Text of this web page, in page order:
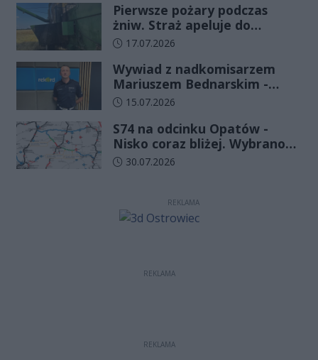
ślubowanie
Pierwsze pożary podczas
żniw. Straż apeluje do
rolników o ostrożność
Data dodania artykułu:
17.07.2026
Wywiad z nadkomisarzem
Mariuszem Bednarskim -
Wydział Ruchu Drogowego
w Kielcach
Data dodania artykułu:
15.07.2026
S74 na odcinku Opatów -
Nisko coraz bliżej. Wybrano
wykonawcę kolejnego
Data dodania artykułu:
30.07.2026
REKLAMA
REKLAMA
REKLAMA